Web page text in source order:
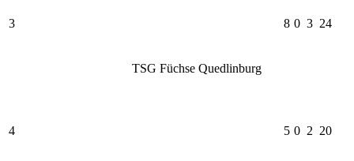
3
TSG Füchse Quedlinburg
8 0 3 24
4 5 0 2 20